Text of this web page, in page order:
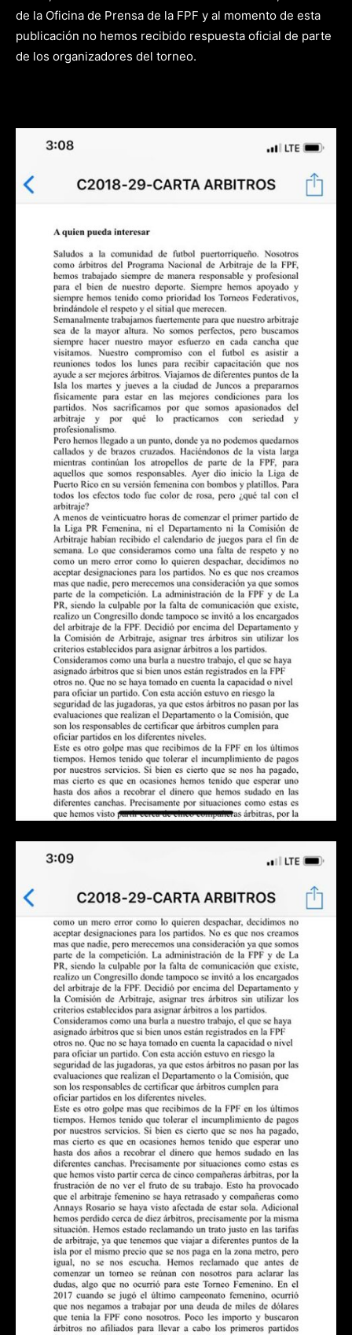
de la Oficina de Prensa de la FPF y al momento de esta
publicación no hemos recibido respuesta oficial de parte
de los organizadores del torneo.